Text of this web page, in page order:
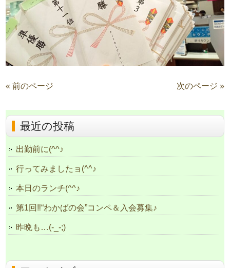
« 前のページ 次のページ »
最近の投稿
出勤前に(^^♪
行ってみましたョ(^^♪
本日のランチ(^^♪
第1回‼“わかばの会”コンペ＆入会募集♪
昨晩も…(-_-;)